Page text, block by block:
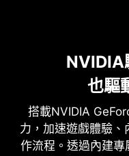
NVIDIA
也驅
搭載NVIDIA
力，加速遊戲體驗
作流程。透過內建
極致速度
DLSS 是一套革命
FPS、降低延遲並改
帶來了新的多畫格
度，由 GeForce
全光線
顛覆
NVIDIA Blackwell
顛覆性逼真效果。採
第四代 RT 核心和